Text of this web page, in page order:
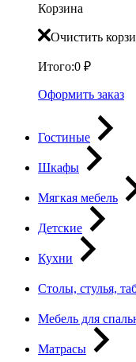
Корзина
Очистить
Итого:0 ₽
Оформить заказ
Гостиные
Шкафы
Мягкая мебель
Детские
Кухни
Столы, стулья,
Мебель для
Матрасы